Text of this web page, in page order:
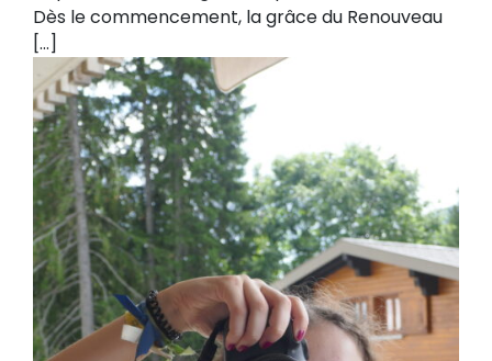
Dès le commencement, la grâce du Renouveau
[…]